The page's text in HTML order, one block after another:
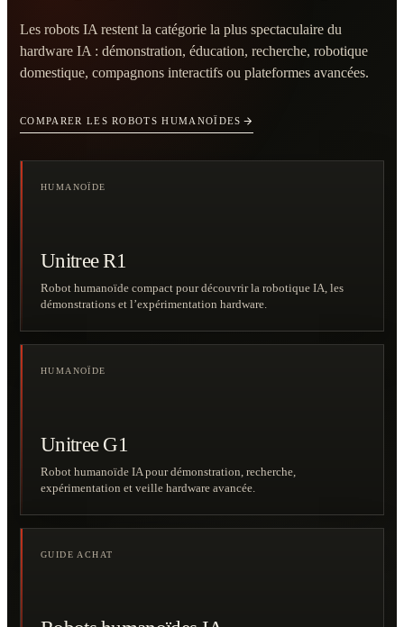
Les robots IA restent la catégorie la plus spectaculaire du
hardware IA : démonstration, éducation, recherche, robotique
domestique, compagnons interactifs ou plateformes avancées.
COMPARER LES ROBOTS HUMANOÏDES
HUMANOÏDE
Unitree R1
Robot humanoïde compact pour découvrir la robotique IA, les
démonstrations et l’expérimentation hardware.
HUMANOÏDE
Unitree G1
Robot humanoïde IA pour démonstration, recherche,
expérimentation et veille hardware avancée.
GUIDE ACHAT